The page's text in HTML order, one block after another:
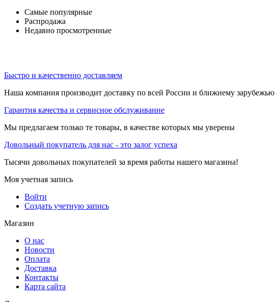
Самые популярные
Распродажа
Недавно просмотренные
Быстро и качественно доставляем
Наша компания производит доставку по всей России и ближнему зарубежью
Гарантия качества и сервисное обслуживание
Мы предлагаем только те товары, в качестве которых мы уверены
Довольный покупатель для нас - это залог успеха
Тысячи довольных покупателей за время работы нашего магазина!
Моя учетная запись
Войти
Создать учетную запись
Магазин
О нас
Новости
Оплата
Доставка
Контакты
Карта сайта